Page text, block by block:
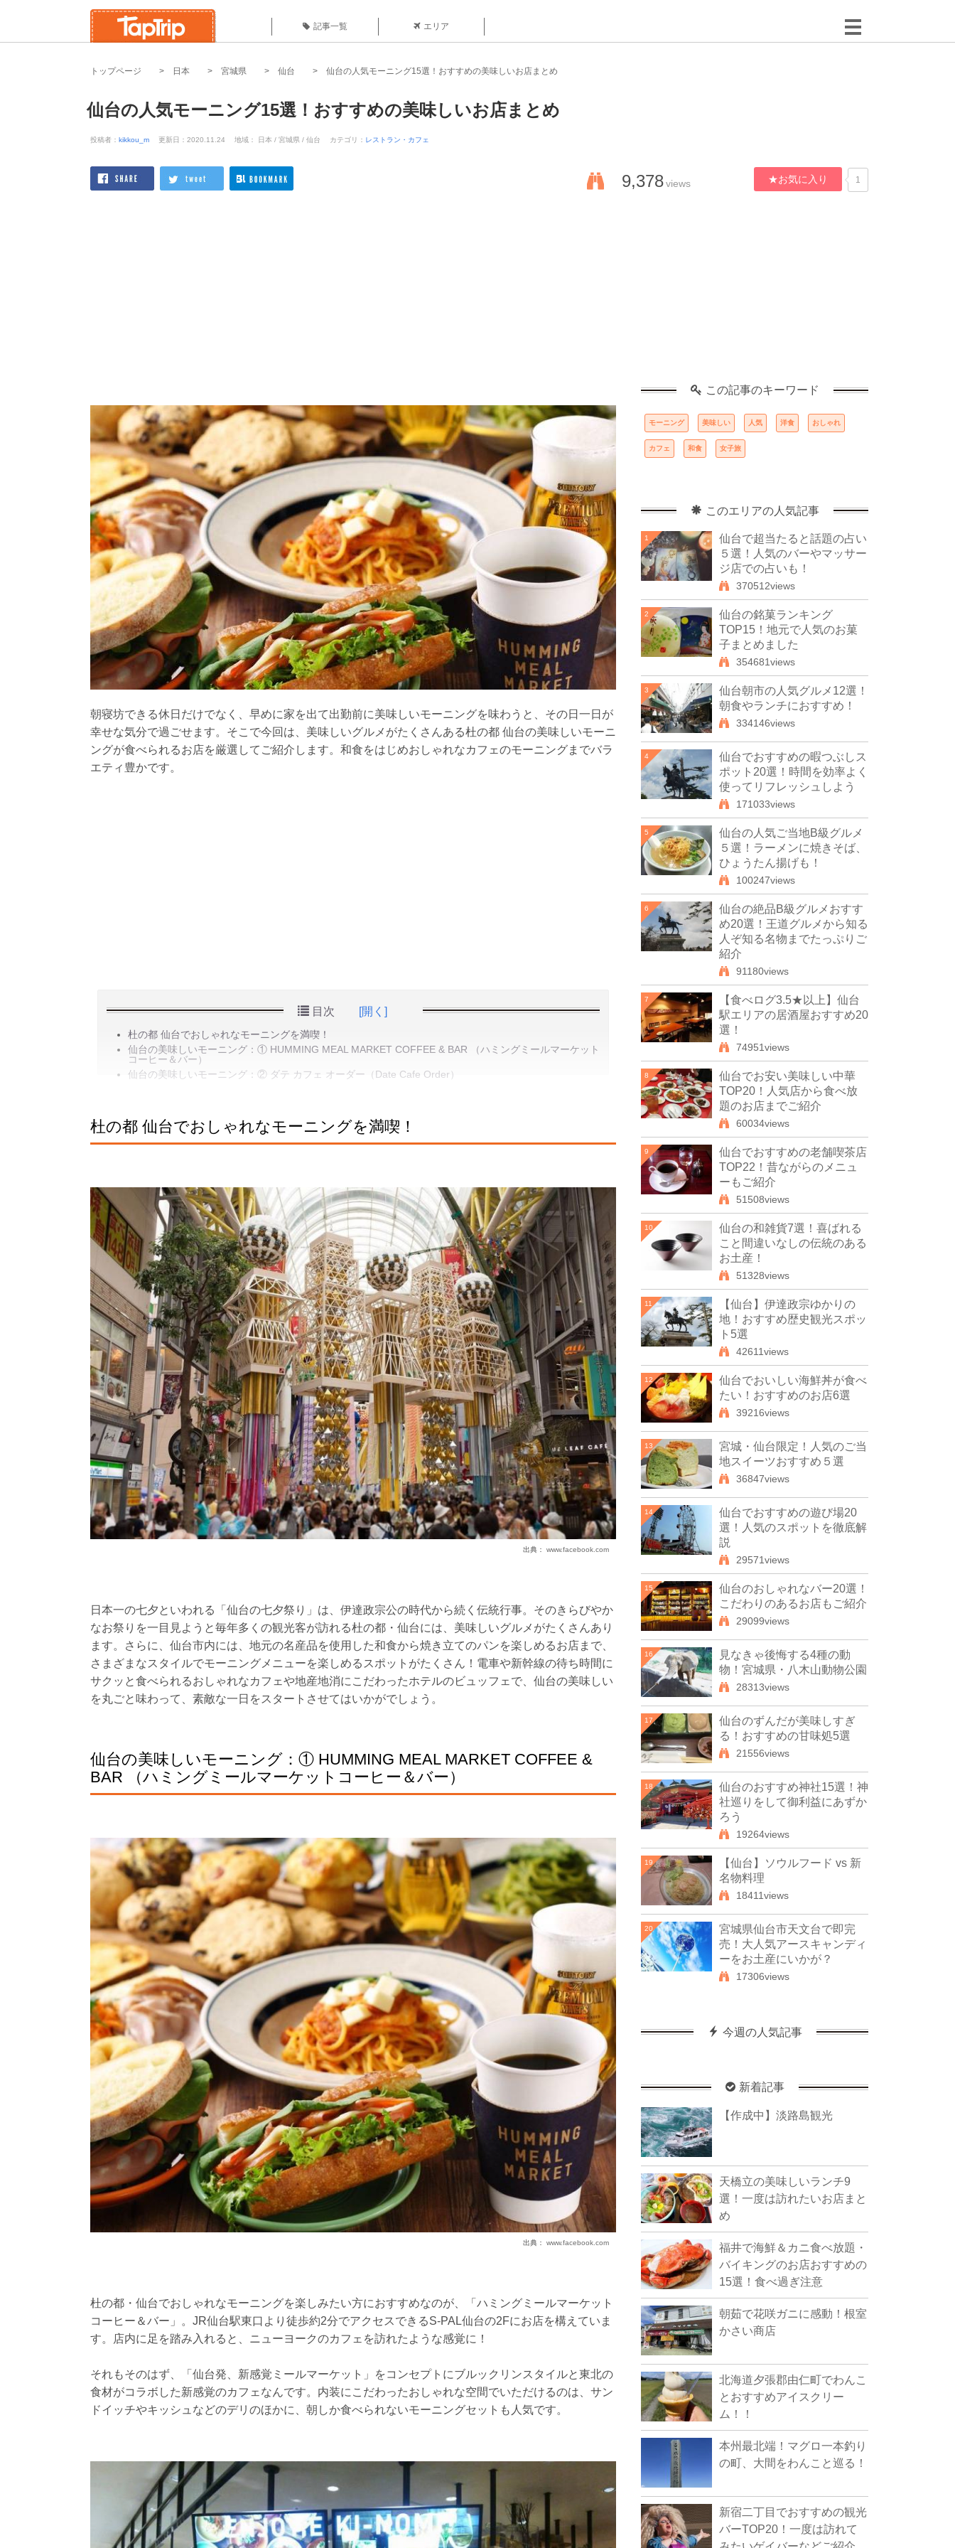
記事一覧 エリア
トップページ 日本 宮城県 仙台 仙台の人気モーニング15選！おすすめの美味しいお店まとめ
仙台の人気モーニング15選！おすすめの美味しいお店まとめ
投稿者： kikkou_m 更新日：2020.11.24 地域： 日本 / 宮城県 / 仙台 カテゴリ： レストラン・カフェ
9,378views ★お気に入り 1
朝寝坊できる休日だけでなく、早めに家を出て出勤前に美味しいモーニングを味わうと、その日一日が
幸せな気分で過ごせます。そこで今回は、美味しいグルメがたくさんある杜の都 仙台の美味しいモーニ
ングが食べられるお店を厳選してご紹介します。和食をはじめおしゃれなカフェのモーニングまでバラ
エティ豊かです。
目次 [開く]
杜の都 仙台でおしゃれなモーニングを満喫！
仙台の美味しいモーニング：① HUMMING MEAL MARKET COFFEE & BAR （ハミングミールマーケット
コーヒー＆バー）
仙台の美味しいモーニング：② ダテ カフェ オーダー（Date Cafe Order）
杜の都 仙台でおしゃれなモーニングを満喫！
出典： www.facebook.com
日本一の七夕といわれる「仙台の七夕祭り」は、伊達政宗公の時代から続く伝統行事。そのきらびやか
なお祭りを一目見ようと毎年多くの観光客が訪れる杜の都・仙台には、美味しいグルメがたくさんあり
ます。さらに、仙台市内には、地元の名産品を使用した和食から焼き立てのパンを楽しめるお店まで、
さまざまなスタイルでモーニングメニューを楽しめるスポットがたくさん！電車や新幹線の待ち時間に
サクッと食べられるおしゃれなカフェや地産地消にこだわったホテルのビュッフェで、仙台の美味しい
を丸ごと味わって、素敵な一日をスタートさせてはいかがでしょう。
仙台の美味しいモーニング：① HUMMING MEAL MARKET COFFEE &
BAR （ハミングミールマーケットコーヒー＆バー）
出典： www.facebook.com
杜の都・仙台でおしゃれなモーニングを楽しみたい方におすすめなのが、「ハミングミールマーケット
コーヒー＆バー」。JR仙台駅東口より徒歩約2分でアクセスできるS-PAL仙台の2Fにお店を構えていま
す。店内に足を踏み入れると、ニューヨークのカフェを訪れたような感覚に！
それもそのはず、「仙台発、新感覚ミールマーケット」をコンセプトにブルックリンスタイルと東北の
食材がコラボした新感覚のカフェなんです。内装にこだわったおしゃれな空間でいただけるのは、サン
ドイッチやキッシュなどのデリのほかに、朝しか食べられないモーニングセットも人気です。
この記事のキーワード
モーニング 美味しい 人気 洋食 おしゃれ
カフェ 和食 女子旅
このエリアの人気記事
1
仙台で超当たると話題の占い
５選！人気のバーやマッサー
ジ店での占いも！
370512views
2
仙台の銘菓ランキング
TOP15！地元で人気のお菓
子まとめました
354681views
3
仙台朝市の人気グルメ12選！
朝食やランチにおすすめ！
334146views
4
仙台でおすすめの暇つぶしス
ポット20選！時間を効率よく
使ってリフレッシュしよう
171033views
5
仙台の人気ご当地B級グルメ
５選！ラーメンに焼きそば、
ひょうたん揚げも！
100247views
6
仙台の絶品B級グルメおすす
め20選！王道グルメから知る
人ぞ知る名物までたっぷりご
紹介
91180views
7
【食べログ3.5★以上】仙台
駅エリアの居酒屋おすすめ20
選！
74951views
8
仙台でお安い美味しい中華
TOP20！人気店から食べ放
題のお店までご紹介
60034views
9
仙台でおすすめの老舗喫茶店
TOP22！昔ながらのメニュ
ーもご紹介
51508views
10
仙台の和雑貨7選！喜ばれる
こと間違いなしの伝統のある
お土産！
51328views
11
【仙台】伊達政宗ゆかりの
地！おすすめ歴史観光スポッ
ト5選
42611views
12
仙台でおいしい海鮮丼が食べ
たい！おすすめのお店6選
39216views
13
宮城・仙台限定！人気のご当
地スイーツおすすめ５選
36847views
14
仙台でおすすめの遊び場20
選！人気のスポットを徹底解
説
29571views
15
仙台のおしゃれなバー20選！
こだわりのあるお店もご紹介
29099views
16
見なきゃ後悔する4種の動
物！宮城県・八木山動物公園
28313views
17
仙台のずんだが美味しすぎ
る！おすすめの甘味処5選
21556views
18
仙台のおすすめ神社15選！神
社巡りをして御利益にあずか
ろう
19264views
19
【仙台】ソウルフード vs 新
名物料理
18411views
20
宮城県仙台市天文台で即完
売！大人気アースキャンディ
ーをお土産にいかが？
17306views
今週の人気記事
新着記事
【作成中】淡路島観光
天橋立の美味しいランチ9
選！一度は訪れたいお店まと
め
福井で海鮮＆カニ食べ放題・
バイキングのお店おすすめの
15選！食べ過ぎ注意
朝茹で花咲ガニに感動！根室
かさい商店
北海道夕張郡由仁町でわんこ
とおすすめアイスクリー
ム！！
本州最北端！マグロ一本釣り
の町、大間をわんこと巡る！
新宿二丁目でおすすめの観光
バーTOP20！一度は訪れて